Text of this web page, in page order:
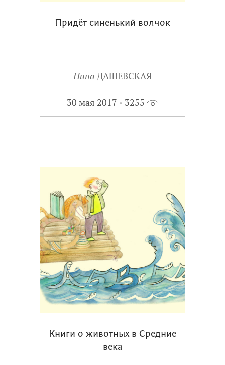
Придёт синенький волчок
Нина ДАШЕВСКАЯ
30 мая 2017 3255
Книги о животных в Средние
века